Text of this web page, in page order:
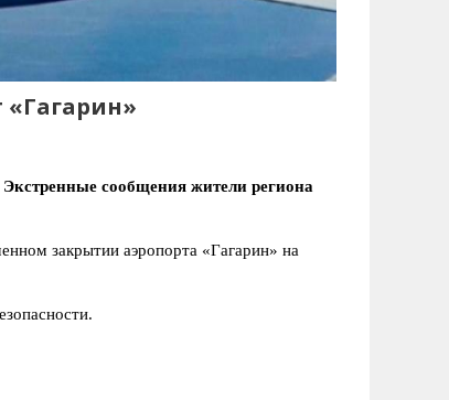
«Гагарин»
сообщения жители региона
закрытии аэропорта «Гагарин» на